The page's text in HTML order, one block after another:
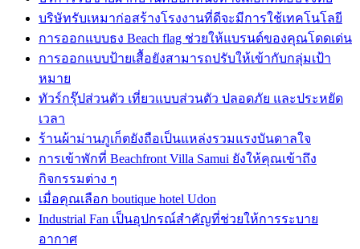
บริษัทรับเหมาก่อสร้างโรงงานที่ดีจะมีการใช้เทคโนโลยี
การออกแบบธง Beach flag ช่วยให้แบรนด์ของคุณโดดเด่น
การออกแบบป้ายเสื้อยังสามารถปรับให้เข้ากับกลุ่มเป้า
หมาย
ทัวร์กรุ๊ปส่วนตัว เที่ยวแบบส่วนตัว ปลอดภัย และประหยัด
เวลา
ร้านผ้าม่านภูเก็ตยังถือเป็นแหล่งรวมแรงบันดาลใจ
การเข้าพักที่ Beachfront Villa Samui ยังให้คุณเข้าถึง
กิจกรรมต่าง ๆ
เมื่อคุณเลือก boutique hotel Udon
Industrial Fan เป็นอุปกรณ์สำคัญที่ช่วยให้การระบาย
อากาศ